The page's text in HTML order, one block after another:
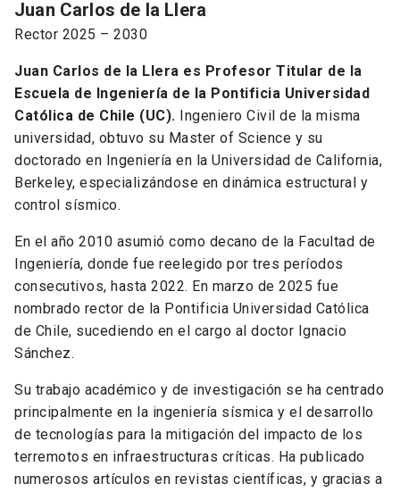
Juan Carlos de la Llera
Rector 2025 – 2030
Juan Carlos de la Llera es Profesor Titular de la
Escuela de Ingeniería de la Pontificia Universidad
Católica de Chile (UC). Ingeniero Civil de la misma
universidad, obtuvo su Master of Science y su
doctorado en Ingeniería en la Universidad de California,
Berkeley, especializándose en dinámica estructural y
control sísmico.
En el año 2010 asumió como decano de la Facultad de
Ingeniería, donde fue reelegido por tres períodos
consecutivos, hasta 2022. En marzo de 2025 fue
nombrado rector de la Pontificia Universidad Católica
de Chile, sucediendo en el cargo al doctor Ignacio
Sánchez.
Su trabajo académico y de investigación se ha centrado
principalmente en la ingeniería sísmica y el desarrollo
de tecnologías para la mitigación del impacto de los
terremotos en infraestructuras críticas. Ha publicado
numerosos artículos en revistas científicas, y gracias a